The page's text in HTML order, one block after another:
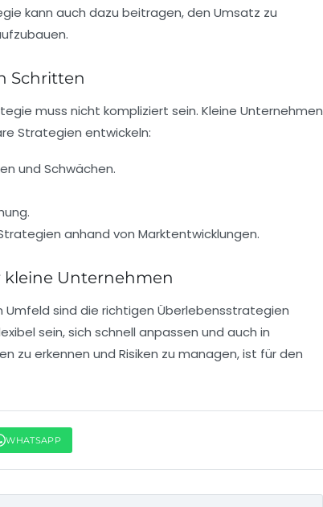
kann auch dazu beitragen, den Umsatz zu
Schritten
muss nicht kompliziert sein. Kleine Unternehmen
Strategien entwickeln:
und Schwächen.
anhand von Marktentwicklungen.
kleine Unternehmen
sind die richtigen Überlebensstrategien
sein, sich schnell anpassen und auch in
zu erkennen und Risiken zu managen, ist für den
WHATSAPP